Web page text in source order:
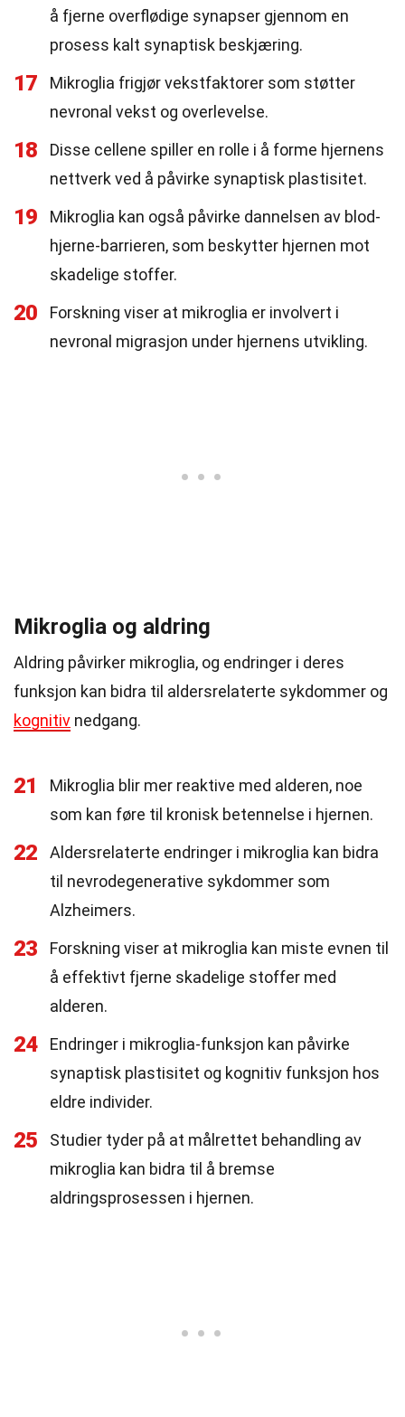
å fjerne overflødige synapser gjennom en
prosess kalt synaptisk beskjæring.
17
Mikroglia frigjør vekstfaktorer som støtter
nevronal vekst og overlevelse.
18
Disse cellene spiller en rolle i å forme hjernens
nettverk ved å påvirke synaptisk plastisitet.
19
Mikroglia kan også påvirke dannelsen av blod-
hjerne-barrieren, som beskytter hjernen mot
skadelige stoffer.
20
Forskning viser at mikroglia er involvert i
nevronal migrasjon under hjernens utvikling.
Mikroglia og aldring
Aldring påvirker mikroglia, og endringer i deres
funksjon kan bidra til aldersrelaterte sykdommer og
kognitiv nedgang.
21
Mikroglia blir mer reaktive med alderen, noe
som kan føre til kronisk betennelse i hjernen.
22
Aldersrelaterte endringer i mikroglia kan bidra
til nevrodegenerative sykdommer som
Alzheimers.
23
Forskning viser at mikroglia kan miste evnen til
å effektivt fjerne skadelige stoffer med
alderen.
24
Endringer i mikroglia-funksjon kan påvirke
synaptisk plastisitet og kognitiv funksjon hos
eldre individer.
25
Studier tyder på at målrettet behandling av
mikroglia kan bidra til å bremse
aldringsprosessen i hjernen.